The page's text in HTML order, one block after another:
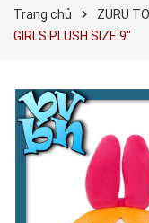
Trang chủ ZURU
GIRLS PLUSH SIZE 9"